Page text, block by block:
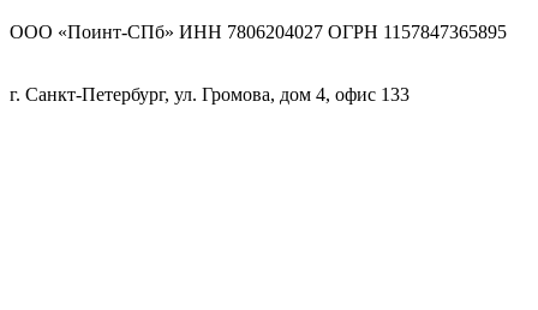
ООО «Поинт-СПб» ИНН 7806204027 ОГРН 1157847365895
г. Санкт-Петербург, ул. Громова, дом 4, офис 133